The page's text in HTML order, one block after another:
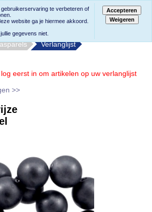
Verlanglijst
eerst in om artikelen op uw verlanglijst
>>
te verbeteren of
website ga je hiermee akkoord.
gegevens niet.
Accepteren
Weigeren